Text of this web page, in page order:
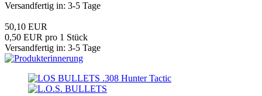
Versandfertig in: 3-5 Tage
50,10 EUR
0,50 EUR pro 1 Stück
Versandfertig in: 3-5 Tage